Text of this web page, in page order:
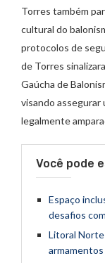
Torres também
cultural do
protocolos de
de Torres
Gaúcha de
visando assegurar
legalmente
Você pode
Espaço
desafios
Litoral
armamentos